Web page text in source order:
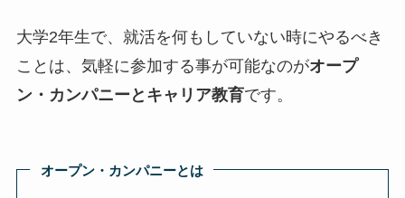
大学2年生で、就活を何もしていない時にやるべき
ことは、気軽に参加する事が可能なのがオープ
ン・カンパニーとキャリア教育です。
オープン・カンパニーとは